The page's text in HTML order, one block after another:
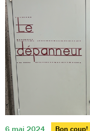
6 mai 2024 Bon coup!